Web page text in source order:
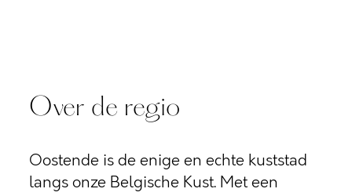
Over de regio
Oostende is de enige en echte kuststad
langs onze Belgische Kust. Met een